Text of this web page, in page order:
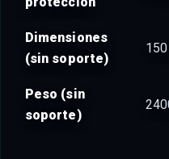
Dimensiones
(sin soporte)
Peso (sin
soporte)